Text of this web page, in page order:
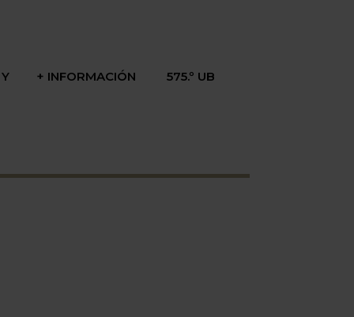
+ INFORMACIÓN 575.º UB